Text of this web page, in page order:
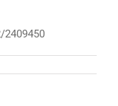
2409450